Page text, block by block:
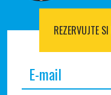
REZERVUJTE SI